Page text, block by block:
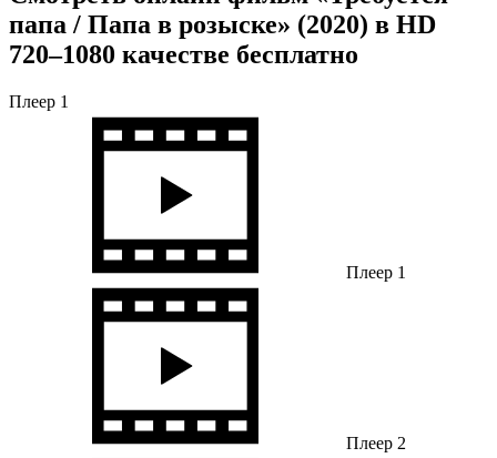
папа / Папа в розыске» (2020) в HD
720–1080 качестве бесплатно
Плеер 1
Плеер 1
Плеер 2